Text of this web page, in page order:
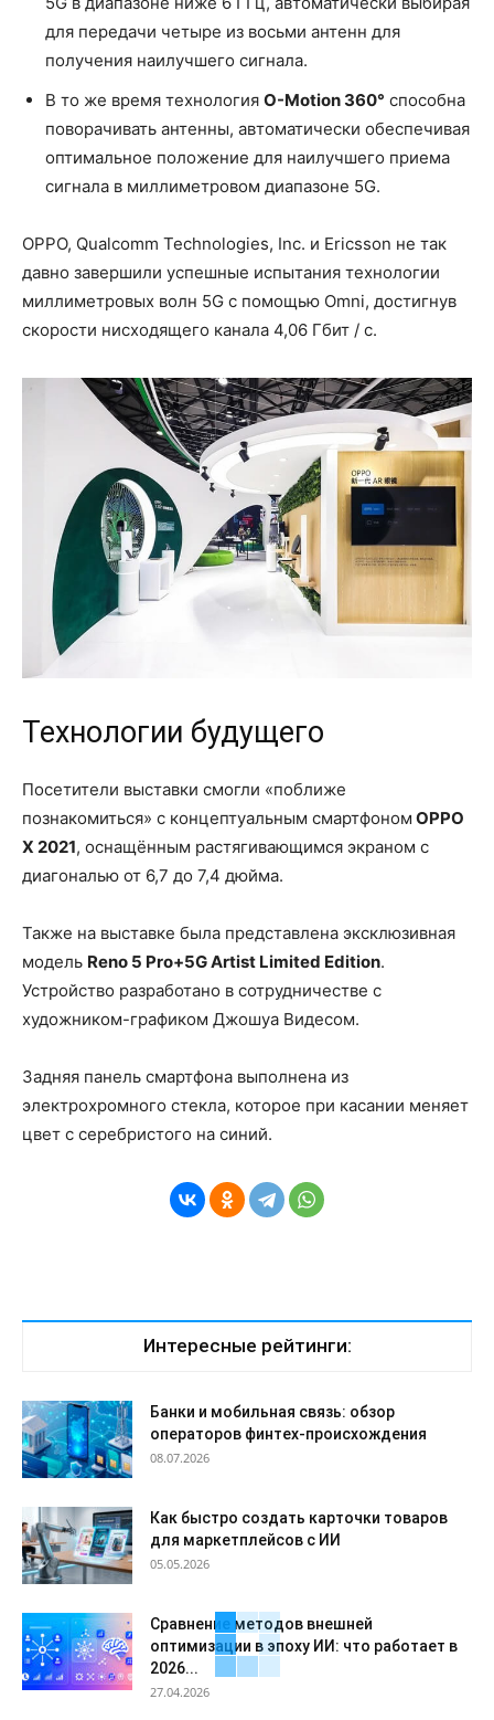
для передачи четыре из восьми антенн для
получения наилучшего сигнала.
В то же время технология O-Motion 360° способна
поворачивать антенны, автоматически обеспечивая
оптимальное положение для наилучшего приема
сигнала в миллиметровом диапазоне 5G.
OPPO, Qualcomm Technologies, Inc. и Ericsson не так
давно завершили успешные испытания технологии
миллиметровых волн 5G с помощью Omni, достигнув
скорости нисходящего канала 4,06 Гбит / с.
Технологии будущего
Посетители выставки смогли «поближе
познакомиться» с концептуальным смартфоном OPPO
X 2021, оснащённым растягивающимся экраном с
диагональю от 6,7 до 7,4 дюйма.
Также на выставке была представлена эксклюзивная
модель Reno 5 Pro+5GArtist Limited Edition.
Устройство разработано в сотрудничестве с
художником-графиком Джошуа Видесом.
Задняя панель смартфона выполнена из
электрохромного стекла, которое при касании меняет
цвет с серебристого на синий.
Интересные рейтинги:
Банки и мобильная связь: обзор
операторов финтех-происхождения
08.07.2026
Как быстро создать карточки товаров
для маркетплейсов с ИИ
05.05.2026
Сравнение методов внешней
оптимизации в эпоху ИИ: что работает в
2026...
27.04.2026